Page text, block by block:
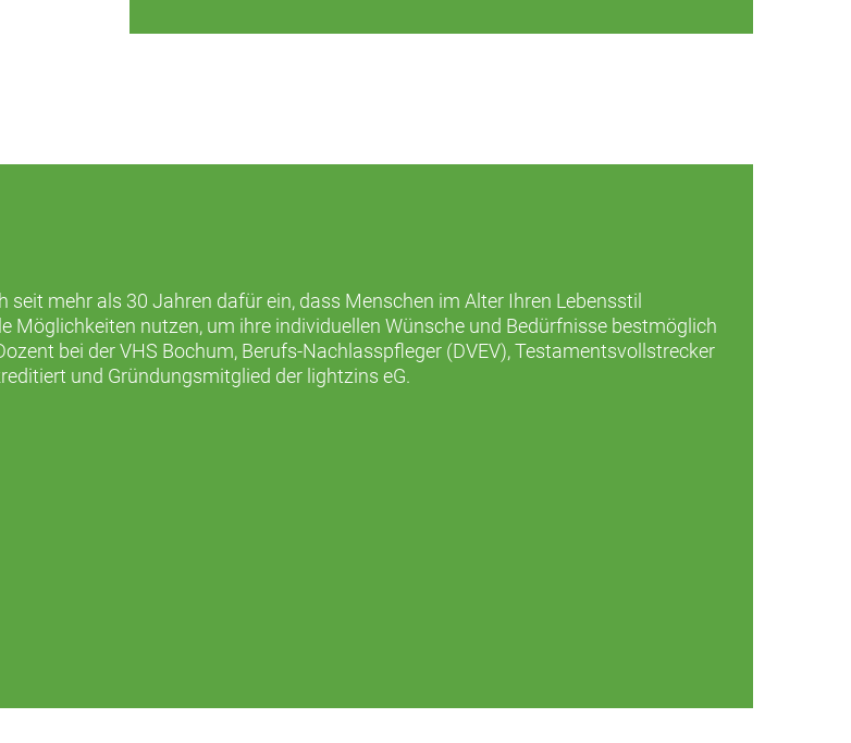
seit mehr als 30 Jahren dafür ein, dass Menschen im Alter Ihren Lebensstil
Möglichkeiten nutzen, um ihre individuellen Wünsche und Bedürfnisse bestmöglich
bei der VHS Bochum, Berufs-Nachlasspfleger (DVEV), Testamentsvollstrecker
und Gründungsmitglied der lightzins eG.